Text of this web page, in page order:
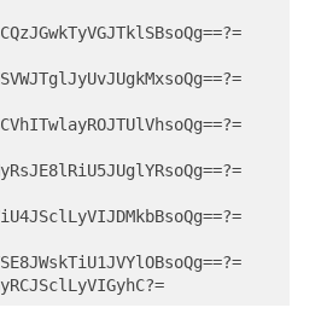
=?ISO-2022-JP?B?GyRCJSclLyVIGyhC?=